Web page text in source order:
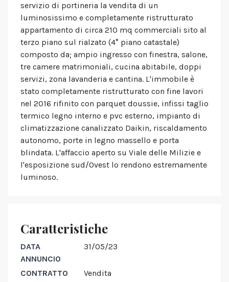
servizio di portineria la vendita di un
luminosissimo e completamente ristrutturato
appartamento di circa 210 mq commerciali sito al
terzo piano sul rialzato (4° piano catastale)
composto da; ampio ingresso con finestra, salone,
tre camere matrimoniali, cucina abitabile, doppi
servizi, zona lavanderia e cantina. L'immobile è
stato completamente ristrutturato con fine lavori
nel 2016 rifinito con parquet doussie, infissi taglio
termico legno interno e pvc esterno, impianto di
climatizzazione canalizzato Daikin, riscaldamento
autonomo, porte in legno massello e porta
blindata. L'affaccio aperto su Viale delle Milizie e
l'esposizione sud/Ovest lo rendono estremamente
luminoso.
Caratteristiche
DATA
ANNUNCIO
31/05/23
CONTRATTO
Vendita